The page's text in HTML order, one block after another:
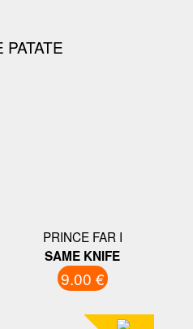
PRINCE FAR I
SAME KNIFE
9.00 €